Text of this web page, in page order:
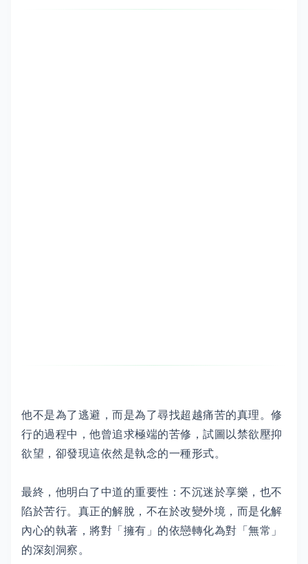
他不是為了逃避，而是為了尋找超越痛苦的真理。修
行的過程中，他曾追求極端的苦修，試圖以禁欲壓抑
欲望，卻發現這依然是執念的一種形式。
最終，他明白了中道的重要性：不沉迷於享樂，也不
陷於苦行。真正的解脫，不在於改變外境，而是化解
內心的執著，將對「擁有」的依戀轉化為對「無常」
的深刻洞察。